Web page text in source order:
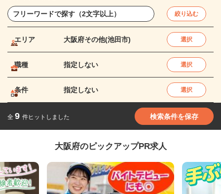
絞り込む
エリア 大阪府その他(池田市) 選択
職種 指定しない 選択
条件 指定しない 選択
全 9 件ヒットしました 検索条件を保存
大阪府のピックアップPR求人